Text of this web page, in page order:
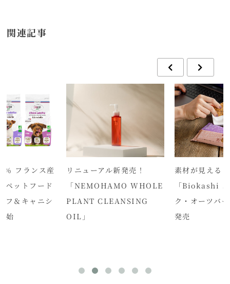
関連記事
％ フランス産
ペットフード
フ＆キャニシ
始
リニューアル新発売！
「NEMOHAMO WHOLE
PLANT CLEANSING
OIL」
素材が見える
「Biokashi
ク・オーツバ
発売